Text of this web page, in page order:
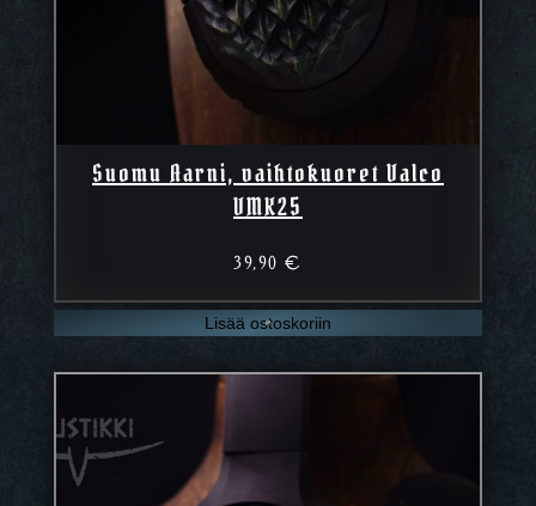
Suomu Aarni, vaihtokuoret Valco
VMK25
39,90€
Lisää ostoskoriin